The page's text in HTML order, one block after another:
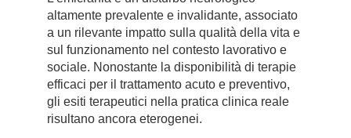
altamente prevalente e invalidante, associato
a un rilevante impatto sulla qualità della vita e
sul funzionamento nel contesto lavorativo e
sociale. Nonostante la disponibilità di terapie
efficaci per il trattamento acuto e preventivo,
gli esiti terapeutici nella pratica clinica reale
risultano ancora eterogenei.